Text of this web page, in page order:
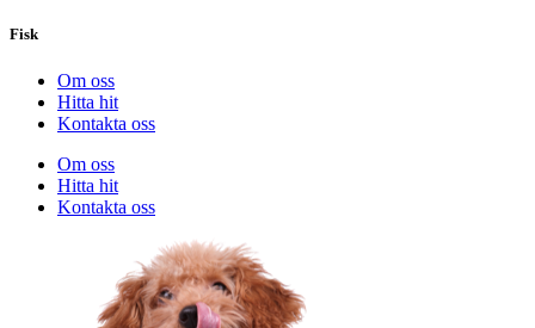
Fisk
Om oss
Hitta hit
Kontakta oss
Om oss
Hitta hit
Kontakta oss